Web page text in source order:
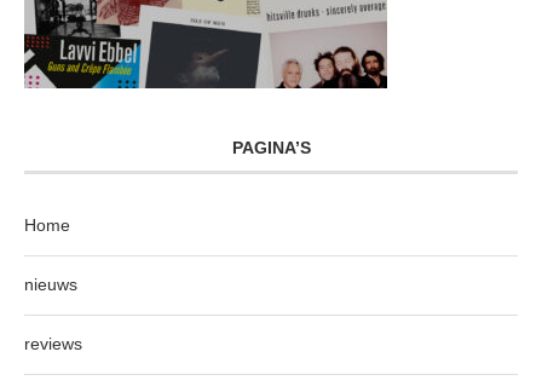
PAGINA’S
Home
nieuws
reviews